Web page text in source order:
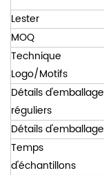
Lester
MOQ
Technique
Logo/Motifs
Détails d'emballage
réguliers
Détails d'emballage
Temps
d'échantillons